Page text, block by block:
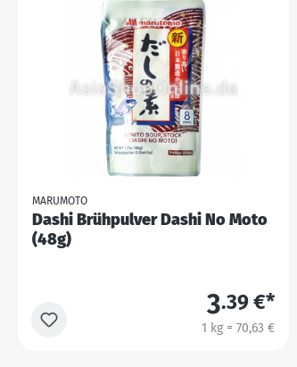
MARUMOTO
Dashi Brühpulver Dashi No Moto
(48g)
3.39 €*
1 kg = 70,63 €